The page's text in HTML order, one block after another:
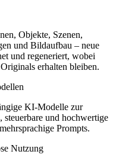
Objekte, Szenen,
und Bildaufbau – neue
und regeneriert, wobei
erhalten bleiben.
KI-Modelle zur
und hochwertige
Prompts.
Nutzung